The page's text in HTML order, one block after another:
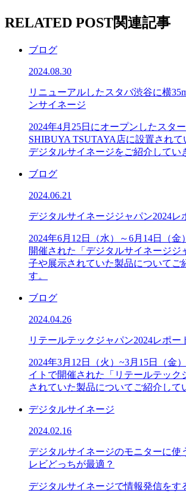
RELATED POST関連記事
ブログ
2024.08.30
リニューアルしたスタバ渋谷に横
ンサイネージ
2024年4月25日にオープンしたスタ
SHIBUYA TSUTAYA店に設置され
デジタルサイネージをご紹介してい
ブログ
2024.06.21
デジタルサイネージジャパン2024レ
2024年6月12日（水）～6月14日（
開催された「デジタルサイネージジ
子や展示されていた製品についてご
す。
ブログ
2024.04.26
リテールテックジャパン2024レポー
2024年3月12日（火）~3月15日（金
イトで開催された「リテールテック
されていた製品についてご紹介して
デジタルサイネージ
2024.02.16
デジタルサイネージのモニターに使
レビどっちが最適？
デジタルサイネージで情報発信をす